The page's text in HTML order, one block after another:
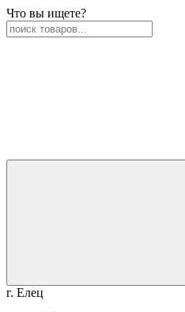
Что вы ищете?
г. Елец